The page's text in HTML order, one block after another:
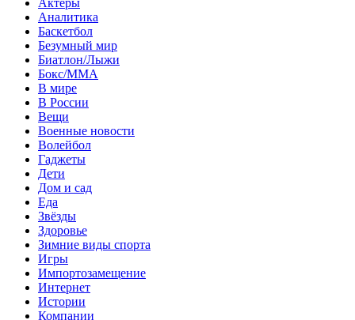
Аналитика
Баскетбол
Безумный мир
Биатлон/Лыжи
Бокс/MMA
В мире
В России
Вещи
Военные новости
Волейбол
Гаджеты
Дети
Дом и сад
Еда
Звёзды
Здоровье
Зимние виды спорта
Игры
Импортозамещение
Интернет
Истории
Компании